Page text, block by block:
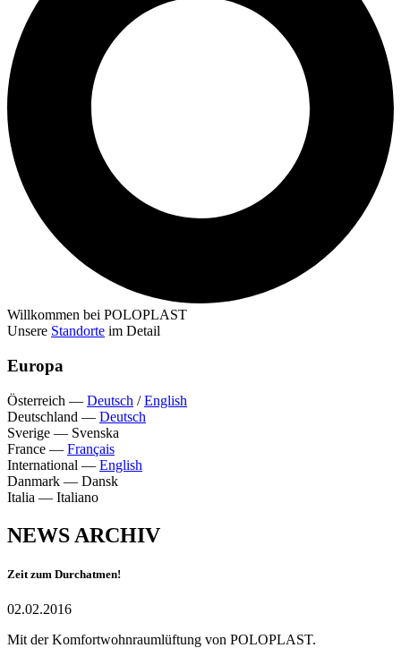
Willkommen bei POLOPLAST
Unsere Standorte im Detail
Europa
Österreich — Deutsch /English
Deutschland — Deutsch
Sverige — Svenska
France — Français
International — English
Danmark — Dansk
Italia — Italiano
NEWS ARCHIV
Zeit zum Durchatmen!
02.02.2016
Mit der Komfortwohnraumlüftung von POLOPLAST.